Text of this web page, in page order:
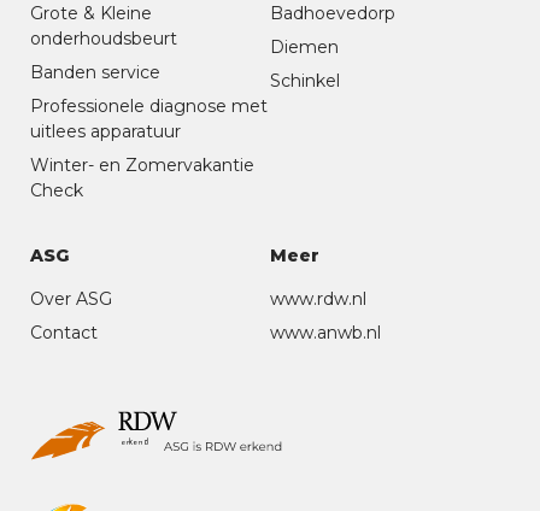
Grote & Kleine
onderhoudsbeurt
Banden service
Professionele diagnose met
uitlees apparatuur
Winter- en Zomervakantie
Check
Badhoevedorp
Diemen
Schinkel
ASG
Over ASG
Contact
Meer
www.rdw.nl
www.anwb.nl